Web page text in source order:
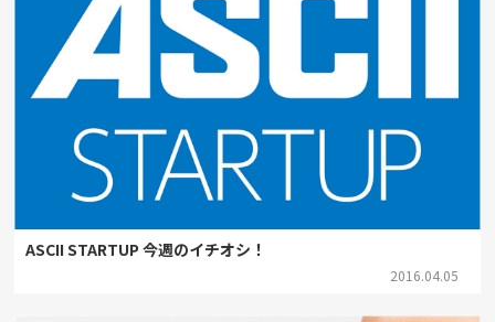
ASCII STARTUP 今週のイチオシ！
2016.04.05